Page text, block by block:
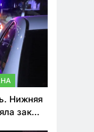
Нижняя
закон